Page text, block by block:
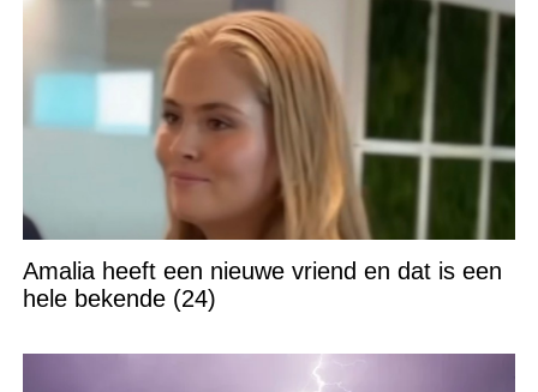
Amalia heeft een nieuwe vriend en dat is een
hele bekende (24)